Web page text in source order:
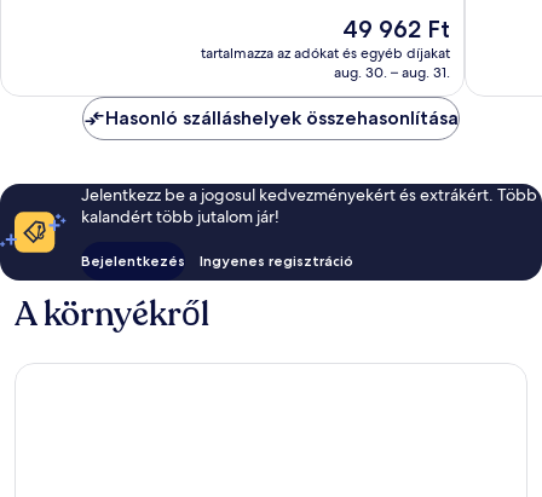
értékelés
Az
ár
49 962 Ft
49 962 Ft
tartalmazza az adókat és egyéb díjakat
aug. 30. – aug. 31.
Hasonló szálláshelyek összehasonlítása
Jelentkezz be a jogosul kedvezményekért és extrákért. Több
kalandért több jutalom jár!
Bejelentkezés Ingyenes regisztráció
A környékről